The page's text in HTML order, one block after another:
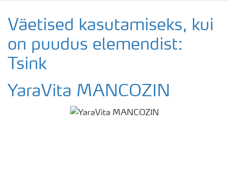
Väetised kasutamiseks, kui
on puudus elemendist:
Tsink
YaraVita MANCOZIN